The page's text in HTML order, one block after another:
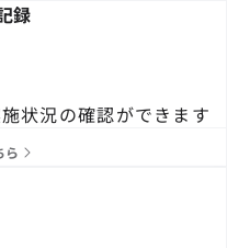
録
状況の確認ができます
ら